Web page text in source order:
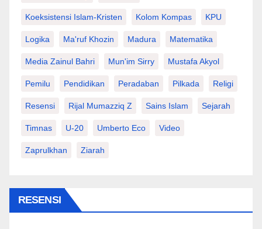
Koeksistensi Islam-Kristen Kolom Kompas KPU
Logika Ma'ruf Khozin Madura Matematika
Media Zainul Bahri Mun'im Sirry Mustafa Akyol
Pemilu Pendidikan Peradaban Pilkada Religi
Resensi Rijal Mumazziq Z Sains Islam Sejarah
Timnas U-20 Umberto Eco Video
Zaprulkhan Ziarah
RESENSI